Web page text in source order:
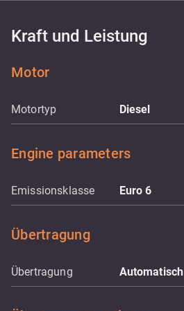
Kraft und Leistung
Motor
Motortyp Diesel
Engine parameters
Emissionsklasse Euro 6
Übertragung
Übertragung Automatisch